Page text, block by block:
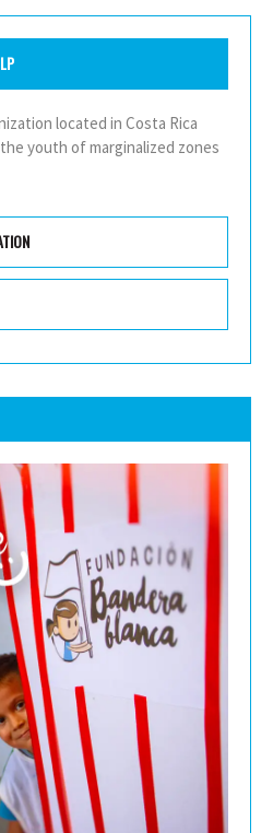
located in Costa Rica
youth of marginalized zones